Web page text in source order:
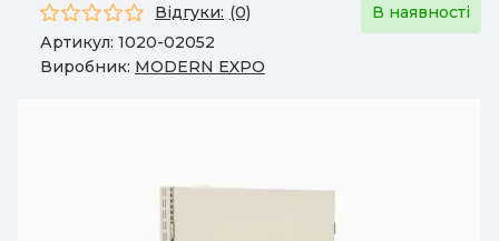
Відгуки: (0)
В наявності
Артикул: 1020-02052
Виробник: MODERN EXPO